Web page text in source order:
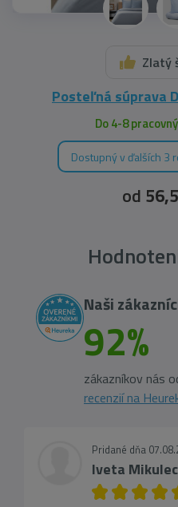
Zlatý
Posteľná súprava
Do 4-8
Dostupný v ďalších 3
od
Naši
92%
zákazníkov nás
recenzií na
Pridané dňa
Iveta